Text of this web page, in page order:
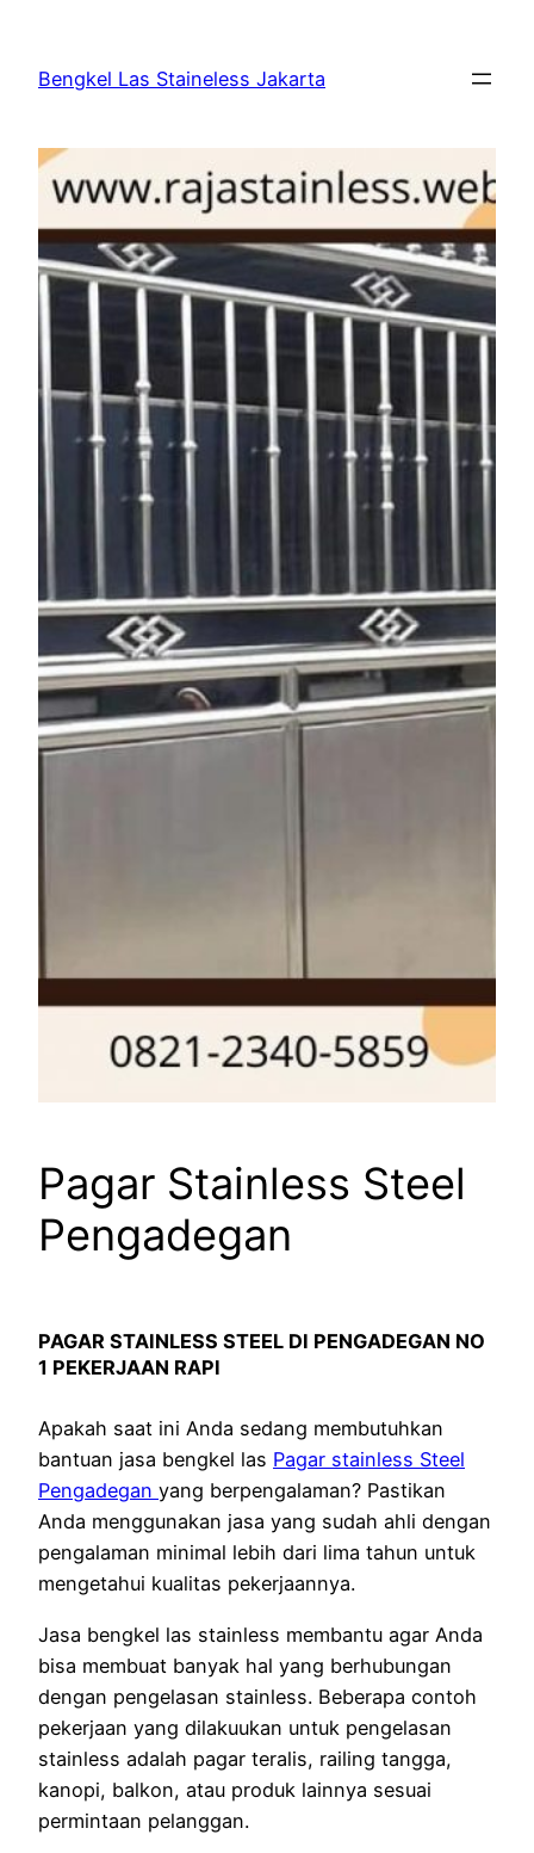
Bengkel Las Staineless Jakarta
Pagar Stainless Steel
Pengadegan
PAGAR STAINLESS STEEL DI PENGADEGAN NO
1 PEKERJAAN RAPI
Apakah saat ini Anda sedang membutuhkan
bantuan jasa bengkel las Pagar stainless Steel
Pengadegan yang berpengalaman? Pastikan
Anda menggunakan jasa yang sudah ahli dengan
pengalaman minimal lebih dari lima tahun untuk
mengetahui kualitas pekerjaannya.
Jasa bengkel las stainless membantu agar Anda
bisa membuat banyak hal yang berhubungan
dengan pengelasan stainless. Beberapa contoh
pekerjaan yang dilakuukan untuk pengelasan
stainless adalah pagar teralis, railing tangga,
kanopi, balkon, atau produk lainnya sesuai
permintaan pelanggan.